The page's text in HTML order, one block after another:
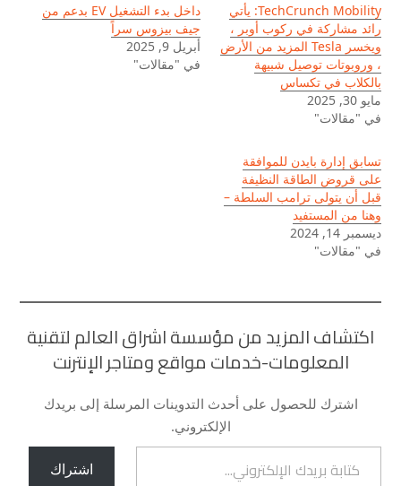
TechCrunch Mobility: يأتي
رائد مشاركة في ركوب أوبر ،
ويخسر Tesla المزيد من الأرض
، وروبوتات توصيل شبيهة
بالكلاب في تكساس
مايو 30, 2025
في "مقالات"
داخل بدء التشغيل EV بدعم من
جيف بيزوس سراً
أبريل 9, 2025
في "مقالات"
تسابق إدارة بايدن للموافقة
على قروض الطاقة النظيفة
قبل أن يتولى ترامب السلطة –
وهنا من المستفيد
ديسمبر 14, 2024
في "مقالات"
اكتشاف المزيد من مؤسسة اشراق العالم لتقنية
المعلومات-خدمات مواقع ومتاجر الإنترنت
اشترك للحصول على أحدث التدوينات المرسلة إلى بريدك
الإلكتروني.
كتابة بريدك الإلكتروني...
اشتراك